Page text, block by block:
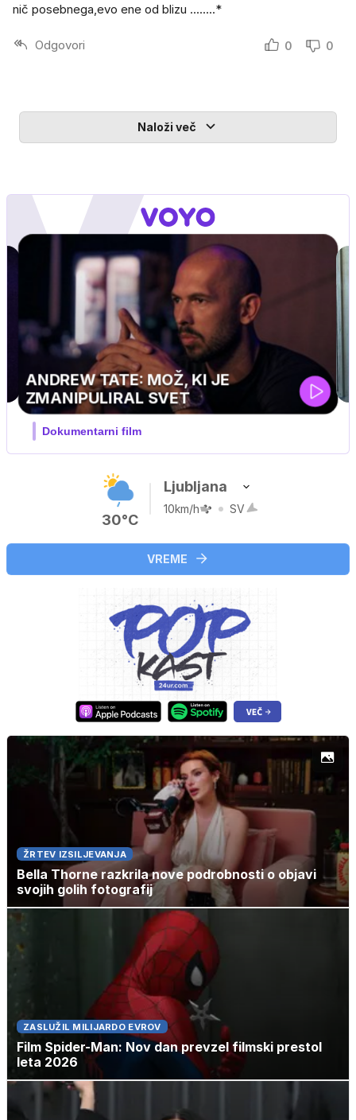
nič posebnega,evo ene od blizu ........*
Odgovori 0 0
Naloži več
MOJ PRIJATELJ PINGVIN
Film meseca / družinski, pustolovski
30°C
Ljubljana
10km/h SV
VREME
ŽRTEV IZSILJEVANJA
Bella Thorne razkrila nove podrobnosti o objavi
svojih golih fotografij
ZASLUŽIL MILIJARDO EVROV
Film Spider-Man: Nov dan prevzel filmski prestol
leta 2026